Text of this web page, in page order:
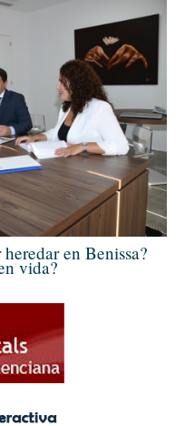
en Benissa?
vida?